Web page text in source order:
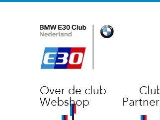
Over de club
Webshop